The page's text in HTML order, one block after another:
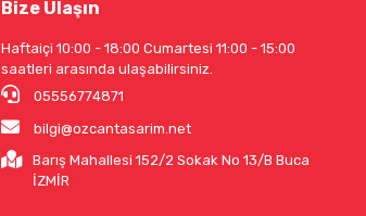
Bize Ulaşın
Haftaiçi 10:00 - 18:00 Cumartesi 11:00 - 15:00
saatleri arasında ulaşabilirsiniz.
05556774871
bilgi@ozcantasarim.net
Barış Mahallesi 152/2 Sokak No 13/B Buca
İZMİR